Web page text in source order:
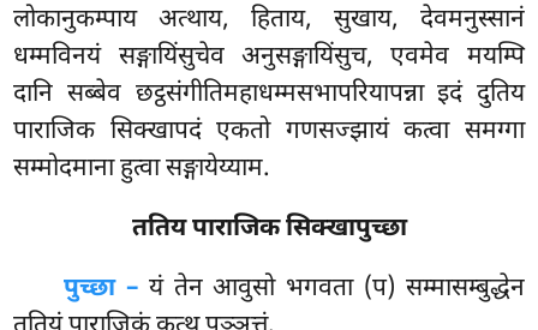
लोकानुकम्पाय अत्थाय, हिताय, सुखाय, देवमनुस्सानं
धम्मविनयं सङ्गायिंसुचेव अनुसङ्गायिंसुच, एवमेव मयम्पि
दानि सब्बेव छट्ठसंगीतिमहाधम्मसभापरियापन्ना इदं दुतिय
पाराजिक सिक्खापदं एकतो गणसज्झायं कत्वा समग्गा
सम्मोदमाना हुत्वा सङ्गायेय्याम.
ततिय पाराजिक सिक्खापुच्छा
पुच्छा –यं तेन आवुसो भगवता (प) सम्मासम्बुद्धेन